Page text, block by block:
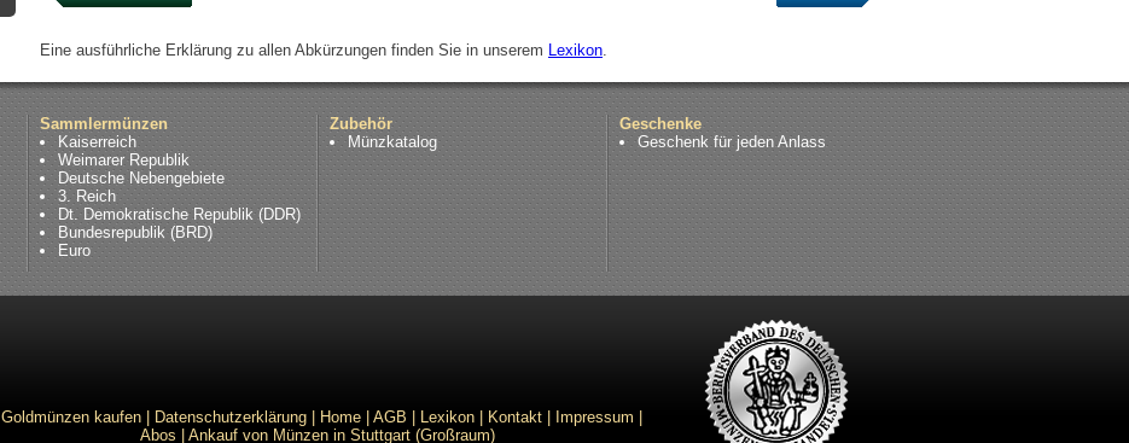
Eine ausführliche Erklärung zu allen Abkürzungen finden Sie in unserem Lexikon
Sammlermünzen
Kaiserreich
Weimarer Republik
Deutsche Nebengebiete
3. Reich
Dt. Demokratische Republik (DDR)
Bundesrepublik (BRD)
Euro
Zubehör
Münzkatalog
Geschenke
Geschenk für jeden Anlass
Goldmünzen kaufen | Datenschutzerklärung | Home | AGB | Lexikon | Kontakt | Impressum |
Abos | Ankauf von Münzen in Stuttgart (Großraum)